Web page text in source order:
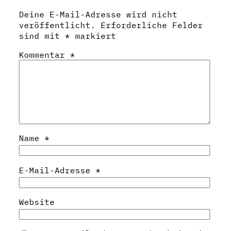
Deine E-Mail-Adresse wird nicht
veröffentlicht.
Erforderliche Felder
sind mit * markiert
Kommentar *
Name *
E-Mail-Adresse *
Website